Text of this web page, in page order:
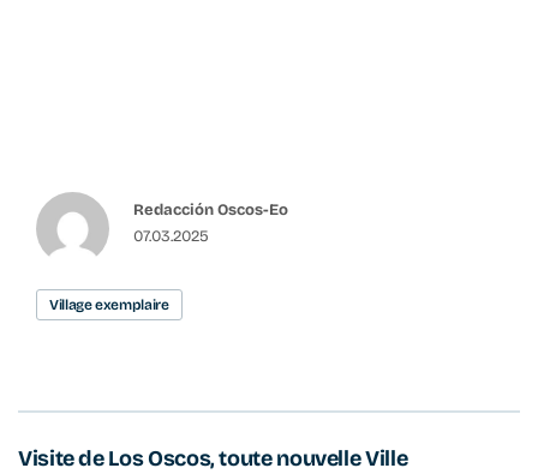
Redacción Oscos-Eo
07.03.2025
Village exemplaire
Visite de Los Oscos, toute nouvelle Ville